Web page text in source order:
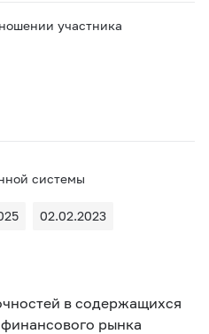
участника
системы
02.02.2023
в содержащихся
рынка